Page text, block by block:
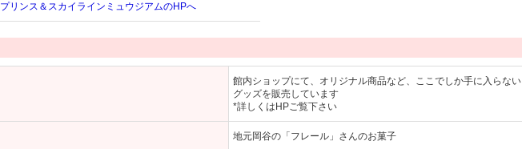
プリンス＆スカイラインミュウジアムのHPへ
館内ショップにて、オリジナル商品など、ここでしか手に入らない
グッズを販売しています
*詳しくはHPご覧下さい
地元岡谷の「フレール」さんのお菓子